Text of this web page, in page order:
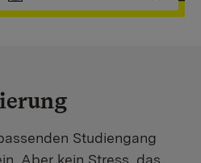
Einstellungen
PIP
Studiengang
Aber kein Stress, das